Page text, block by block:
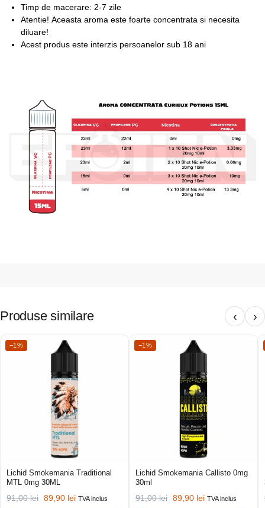
Timp de macerare: 2-7 zile
Atentie! Aceasta aroma este foarte concentrata si necesita
diluare!
Acest produs este interzis persoanelor sub 18 ani
Produse similare ‹ ›
−1%
Lichid Smokemania Traditional
MTL 0mg 30ML
91,00lei 89,90 lei TVA inclus
−1%
Lichid Smokemania Callisto 0mg
30ml
91,00lei 89,90 lei TVA inclus